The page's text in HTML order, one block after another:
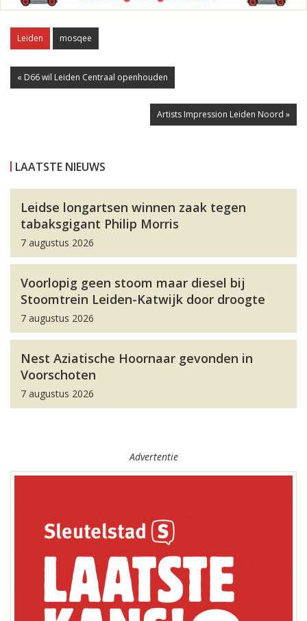
Leiden mosqee
« D66 wil Leiden Centraal openhouden
Artists Impression Leiden Noord »
LAATSTE NIEUWS
Leidse longartsen winnen zaak tegen
tabaksgigant Philip Morris
7 augustus 2026
Voorlopig geen stoom maar diesel bij
Stoomtrein Leiden-Katwijk door droogte
7 augustus 2026
Nest Aziatische Hoornaar gevonden in
Voorschoten
7 augustus 2026
Advertentie